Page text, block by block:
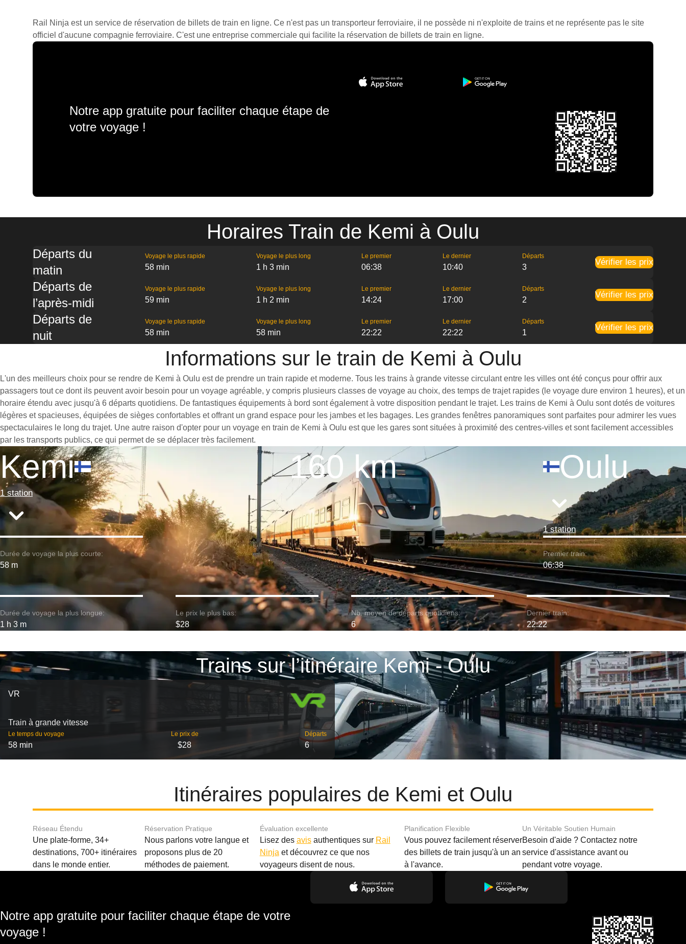
Rail Ninja est un service de réservation de billets de train en ligne. Ce n'est pas un transporteur ferroviaire, il ne possède ni n'exploite de trains et ne représente pas le site
officiel d'aucune compagnie ferroviaire. C'est une entreprise commerciale qui facilite la réservation de billets de train en ligne.
Notre app gratuite pour faciliter chaque étape de
votre voyage !
Horaires Train de Kemi à Oulu
Départs du
matin
Voyage le plus rapide
58 min
Voyage le plus long
1 h 3 min
Le premier
06:38
Le dernier
10:40
Départs
3
Vérifier les prix
Départs de
l’après-midi
Voyage le plus rapide
59 min
Voyage le plus long
1 h 2 min
Le premier
14:24
Le dernier
17:00
Départs
2
Vérifier les prix
Départs de
nuit
Voyage le plus rapide
58 min
Voyage le plus long
58 min
Le premier
22:22
Le dernier
22:22
Départs
1
Vérifier les prix
Informations sur le train de Kemi à Oulu
L'un des meilleurs choix pour se rendre de Kemi à Oulu est de prendre un train rapide et moderne. Tous les trains à grande vitesse circulant entre les villes ont été conçus pour offrir aux
passagers tout ce dont ils peuvent avoir besoin pour un voyage agréable, y compris plusieurs classes de voyage au choix, des temps de trajet rapides (le voyage dure environ 1 heures), et un
horaire étendu avec jusqu'à 6 départs quotidiens. De fantastiques équipements à bord sont également à votre disposition pendant le trajet. Les trains de Kemi à Oulu sont dotés de voitures
légères et spacieuses, équipées de sièges confortables et offrant un grand espace pour les jambes et les bagages. Les grandes fenêtres panoramiques sont parfaites pour admirer les vues
spectaculaires le long du trajet. Une autre raison d'opter pour un voyage en train de Kemi à Oulu est que les gares sont situées à proximité des centres-villes et sont facilement accessibles
par les transports publics, ce qui permet de se déplacer très facilement.
Kemi
1 station
160 km Oulu
1 station
Durée de voyage la plus courte:
58 m
Premier train:
06:38
Durée de voyage la plus longue:
1 h 3 m
Le prix le plus bas:
$28
Nb. moyen de départs quotidiens:
6
Dernier train:
22:22
Trains sur l’itinéraire Kemi - Oulu
VR
Train à grande vitesse
Le temps du voyage
58 min
Le prix de
$28
Départs
6
Itinéraires populaires de Kemi et Oulu
Réseau Étendu
Une plate-forme, 34+
destinations, 700+ itinéraires
dans le monde entier.
Réservation Pratique
Nous parlons votre langue et
proposons plus de 20
méthodes de paiement.
Évaluation excellente
Lisez des avisauthentiques sur Rail
Ninja et découvrez ce que nos
voyageurs disent de nous.
Planification Flexible
Vous pouvez facilement réserver
des billets de train jusqu'à un an
à l'avance.
Un Véritable Soutien Humain
Besoin d'aide ? Contactez notre
service d'assistance avant ou
pendant votre voyage.
Notre app gratuite pour faciliter chaque étape de votre
voyage !